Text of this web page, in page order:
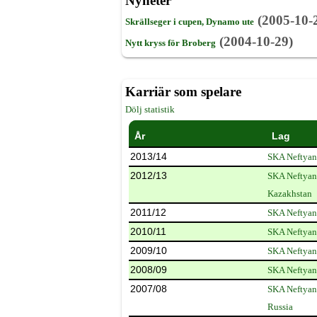
Skrällseger i cupen, Dynamo ute (2005-10-
Nytt kryss för Broberg (2004-10-29)
Karriär som spelare
Dölj statistik
År Lag
2013/14
SKA
2012/13
SKA
Kazakhstan
2011/12 SKA
2010/11 SKA
2009/10 SKA
2008/09 SKA
2007/08
SKA
Russia